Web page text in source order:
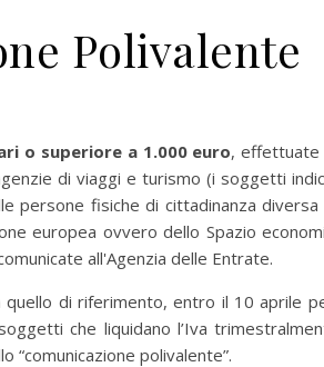
Polivalente
o superiore a 1.000 euro, effettuate
di viaggi e turismo (i soggetti
persone fisiche di cittadinanza diversa
europea ovvero dello Spazio
all'Agenzia delle Entrate.
quello di riferimento, entro il 10 aprile
che liquidano l’Iva
polivalente”.